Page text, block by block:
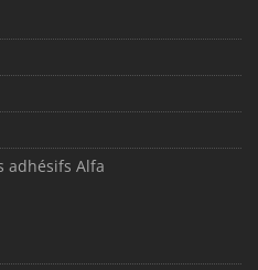
adhésifs Alfa